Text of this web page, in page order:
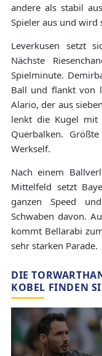
andere als stabil
Spieler aus und wird
Leverkusen setzt
Nächste
Spielminute.
Ball und flankt von
Alario, der aus
lenkt die Kugel mit
Querbalken.
Werkself.
Nach einem
Mittelfeld setzt
ganzen Speed
Schwaben davon.
kommt Bellarabi
sehr starken Parade.
DIE
KOBEL FINDEN